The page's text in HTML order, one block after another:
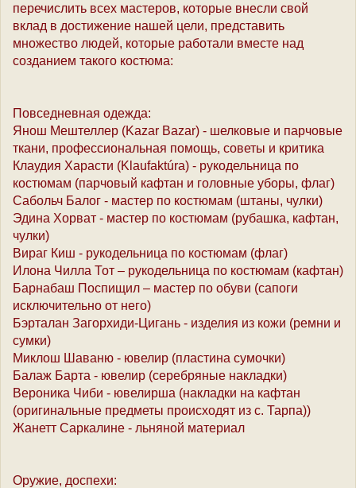
перечислить всех мастеров, которые внесли свой
вклад в достижение нашей цели, представить
множество людей, которые работали вместе над
созданием такого костюма:
Повседневная одежда:
Янош Мештеллер (Kazar Bazar) - шелковые и парчовые
ткани, профессиональная помощь, советы и критика
Клаудия Харасти (Klaufaktúra) - рукодельница по
костюмам (парчовый кафтан и головные уборы, флаг)
Сабольч Балог - мастер по костюмам (штаны, чулки)
Эдина Хорват - мастер по костюмам (рубашка, кафтан,
чулки)
Вираг Киш - рукодельница по костюмам (флаг)
Илона Чилла Тот – рукодельница по костюмам (кафтан)
Барнабаш Поспищил – мастер по обуви (сапоги
исключительно от него)
Бэрталан Загорхиди-Цигань - изделия из кожи (ремни и
сумки)
Миклош Шаваню - ювелир (пластина сумочки)
Балаж Барта - ювелир (серебряные накладки)
Вероника Чиби - ювелирша (накладки на кафтан
(оригинальные предметы происходят из с. Тарпа))
Жанетт Саркалине - льняной материал
Оружие, доспехи: